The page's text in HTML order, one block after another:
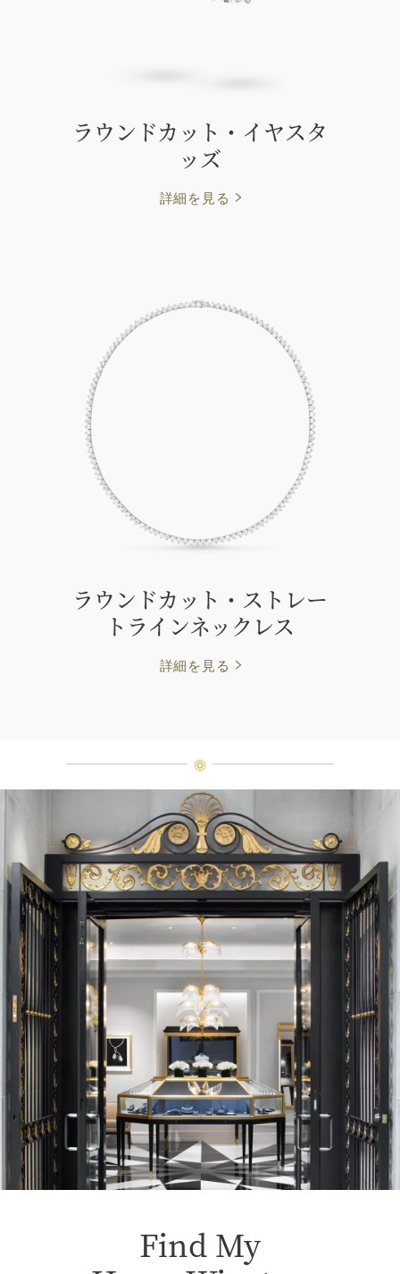
ラウンドカット・イヤスタ
ッズ
詳細を見る
ラウンドカット・ストレー
トラインネックレス
詳細を見る
Find My